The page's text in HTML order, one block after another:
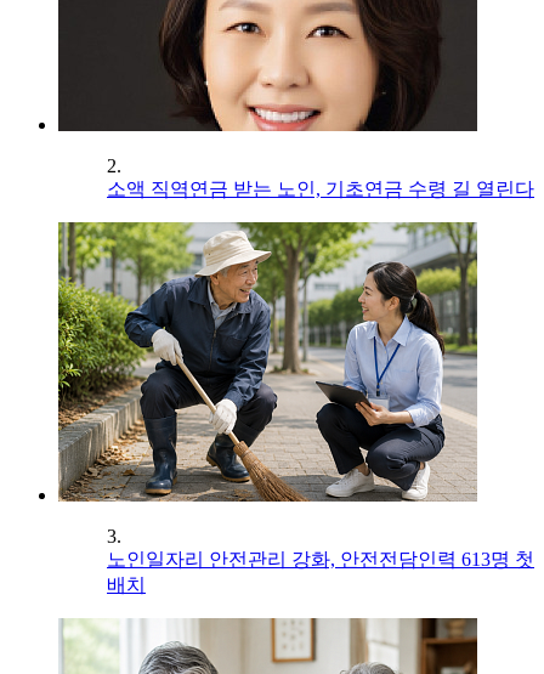
2.
소액 직역연금 받는 노인, 기초연금 수령 길 열린다
3.
노인일자리 안전관리 강화, 안전전담인력 613명 첫
배치